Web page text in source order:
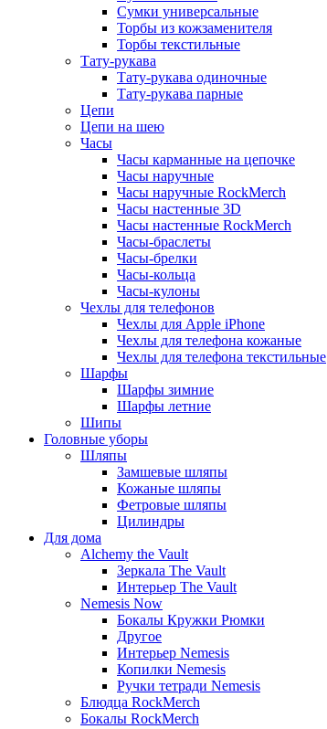
Сумки универсальные
Торбы из кожзаменителя
Торбы текстильные
Тату-рукава
Тату-рукава одиночные
Тату-рукава парные
Цепи
Цепи на шею
Часы
Часы карманные на цепочке
Часы наручные
Часы наручные RockMerch
Часы настенные 3D
Часы настенные RockMerch
Часы-браслеты
Часы-брелки
Часы-кольца
Часы-кулоны
Чехлы для телефонов
Чехлы для Apple iPhone
Чехлы для телефона кожаные
Чехлы для телефона текстильные
Шарфы
Шарфы зимние
Шарфы летние
Шипы
Головные уборы
Шляпы
Замшевые шляпы
Кожаные шляпы
Фетровые шляпы
Цилиндры
Для дома
Alchemy the Vault
Зеркала The Vault
Интерьер The Vault
Nemesis Now
Бокалы Кружки Рюмки
Другое
Интерьер Nemesis
Копилки Nemesis
Ручки тетради Nemesis
Блюдца RockMerch
Бокалы RockMerch